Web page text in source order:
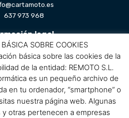
637 973 968
legal
Aviso Legal
de privacidad
protección de datos
de cookies
de compra
SOBRE COOKIES
básica sobre las cookies de la
de la entidad: REMOTO S.L.
es un pequeño archivo de
en tu ordenador, “smartphone” o
nuestra página web. Algunas
otras pertenecen a empresas